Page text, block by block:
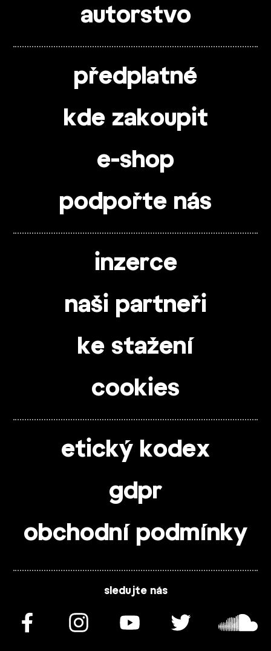
autorstvo
předplatné
kde zakoupit
e-shop
podpořte nás
inzerce
naši partneři
ke stažení
cookies
etický kodex
gdpr
obchodní podmínky
sledujte nás